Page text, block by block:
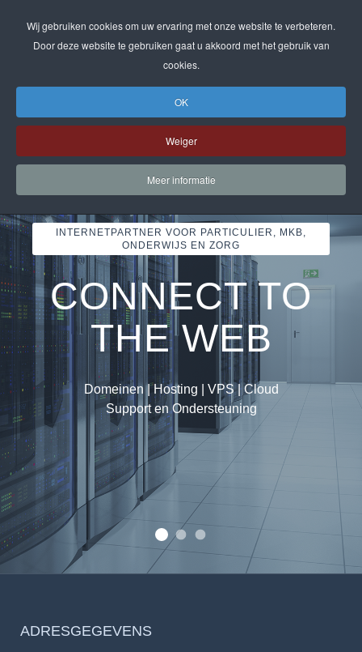
INTERNETPARTNER VOOR PARTICULIER, MKB,
ONDERWIJS EN ZORG
CONNECT TO
THE WEB
Domeinen | Hosting | VPS | Cloud
Support en Ondersteuning
HOSTING
Shared Hosting | VPS | OpenStack Cloud Servers
Diverse SLA mogelijkheden
Domeinen en nieuwe gTLD's | SSL-certificaten
Spamexperts | DNS
Internetpartner voor Particulier,
Van eenvoudige shared hosting tot
Wij hebben alle extensies!
ADRESGEGEVENS
Wij gebruiken cookies om uw ervaring met onze website te verbeteren.
Door deze website te gebruiken gaat u akkoord met het gebruik van
cookies.
OK
Weiger
Meer informatie